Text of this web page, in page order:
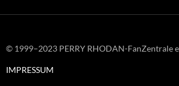
© 1999–2023 PERRY RHODAN-FanZentrale
IMPRESSUM